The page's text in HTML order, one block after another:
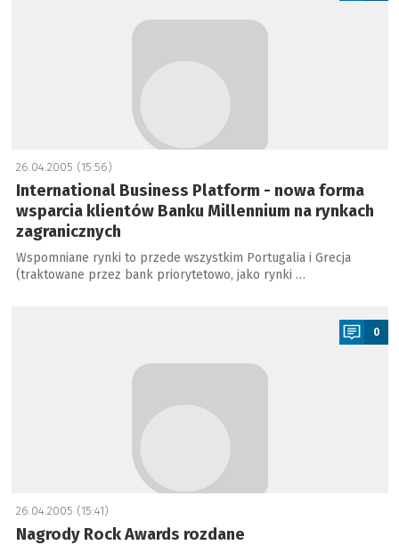
26.04.2005 (15:56)
International Business Platform - nowa forma
wsparcia klientów Banku Millennium na rynkach
zagranicznych
Wspomniane rynki to przede wszystkim Portugalia i Grecja
(traktowane przez bank priorytetowo, jako rynki …
0
26.04.2005 (15:41)
Nagrody Rock Awards rozdane